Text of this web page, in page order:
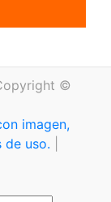
©
imagen,
de uso.